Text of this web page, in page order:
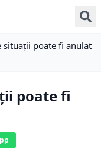
situații poate fi anulat
poate fi